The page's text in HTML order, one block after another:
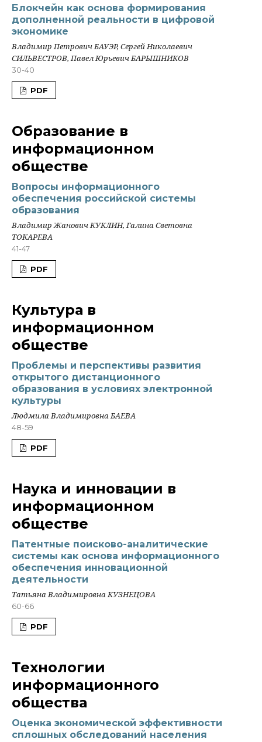
Блокчейн как основа формирования
дополненной реальности в цифровой
экономике
Владимир Петрович БАУЭР, Сергей Николаевич
СИЛЬВЕСТРОВ, Павел Юрьевич БАРЫШНИКОВ
30-40
PDF
Образование в
информационном
обществе
Вопросы информационного
обеспечения российской системы
образования
Владимир Жанович КУКЛИН, Галина Световна
ТОКАРЕВА
41-47
PDF
Культура в
информационном
обществе
Проблемы и перспективы развития
открытого дистанционного
образования в условиях электронной
культуры
Людмила Владимировна БАЕВА
48-59
PDF
Наука и инновации в
информационном
обществе
Патентные поисково-аналитические
системы как основа информационного
обеспечения инновационной
деятельности
Татьяна Владимировна КУЗНЕЦОВА
60-66
PDF
Технологии
информационного
общества
Оценка экономической эффективности
сплошных обследований населения